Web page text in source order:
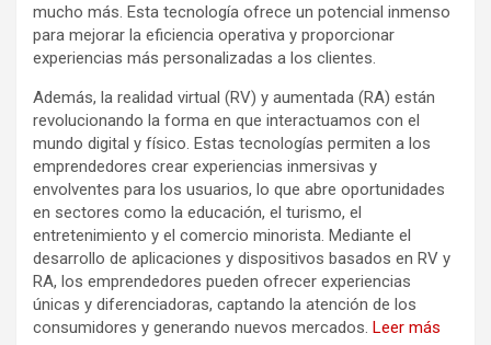
mucho más. Esta tecnología ofrece un potencial inmenso
para mejorar la eficiencia operativa y proporcionar
experiencias más personalizadas a los clientes.
Además, la realidad virtual (RV) y aumentada (RA) están
revolucionando la forma en que interactuamos con el
mundo digital y físico. Estas tecnologías permiten a los
emprendedores crear experiencias inmersivas y
envolventes para los usuarios, lo que abre oportunidades
en sectores como la educación, el turismo, el
entretenimiento y el comercio minorista. Mediante el
desarrollo de aplicaciones y dispositivos basados en RV y
RA, los emprendedores pueden ofrecer experiencias
únicas y diferenciadoras, captando la atención de los
consumidores y generando nuevos mercados. Leer más